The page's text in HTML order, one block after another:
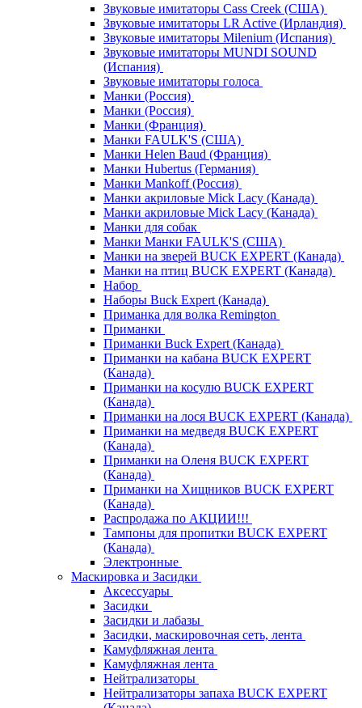
Звуковые имитаторы Cass Creek (США)
Звуковые имитаторы LR Active (Ирландия)
Звуковые имитаторы Milenium (Испания)
Звуковые имитаторы MUNDI SOUND
(Испания)
Звуковые имитаторы голоса
Манки (Россия)
Манки (Россия)
Манки (Франция)
Манки FAULK'S (США)
Манки Helen Baud (Франция)
Манки Hubertus (Германия)
Манки Mankoff (Россия)
Манки акриловые Mick Lacy (Канада)
Манки акриловые Mick Lacy (Канада)
Манки для собак
Манки Манки FAULK'S (США)
Манки на зверей BUCK EXPERT (Канада)
Манки на птиц BUCK EXPERT (Канада)
Набор
Наборы Buck Expert (Канада)
Приманка для волка Remington
Приманки
Приманки Buck Expert (Канада)
Приманки на кабана BUCK EXPERT
(Канада)
Приманки на косулю BUCK EXPERT
(Канада)
Приманки на лося BUCK EXPERT (Канада)
Приманки на медведя BUCK EXPERT
(Канада)
Приманки на Оленя BUCK EXPERT
(Канада)
Приманки на Хищников BUCK EXPERT
(Канада)
Распродажа по АКЦИИ!!!
Тампоны для пропитки BUCK EXPERT
(Канада)
Электронные
Маскировка и Засидки
Аксессуары
Засидки
Засидки и лабазы
Засидки, маскировочная сеть, лента
Камуфляжная лента
Камуфляжная лента
Нейтрализаторы
Нейтрализаторы запаха BUCK EXPERT